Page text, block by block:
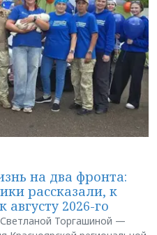
на два фронта:
рассказали, к
2026-го
Торгашиной —